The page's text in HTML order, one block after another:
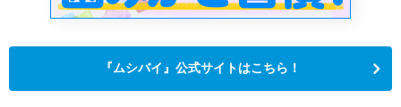
『ムシバイ』公式サイトはこちら！